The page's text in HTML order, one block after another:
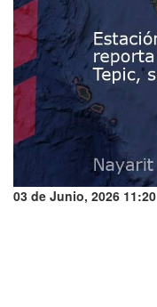
03 de Junio, 2026 11:20